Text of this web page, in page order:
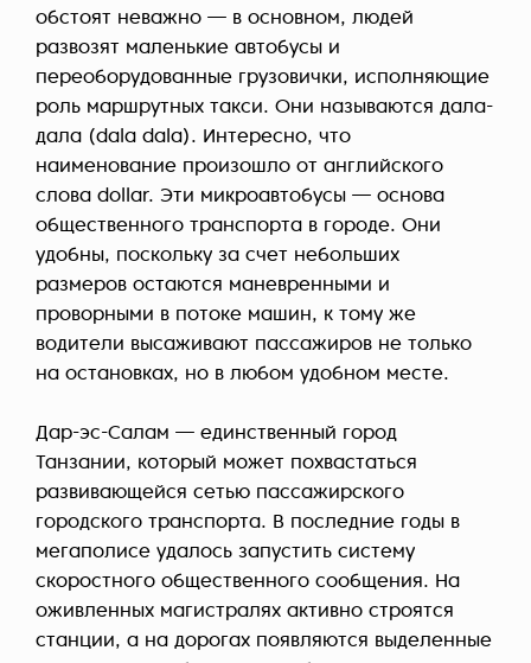
обстоят неважно — в основном, людей
развозят маленькие автобусы и
переоборудованные грузовички, исполняющие
роль маршрутных такси. Они называются дала-
дала (dala dala). Интересно, что
наименование произошло от английского
слова dollar. Эти микроавтобусы — основа
общественного транспорта в городе. Они
удобны, поскольку за счет небольших
размеров остаются маневренными и
проворными в потоке машин, к тому же
водители высаживают пассажиров не только
на остановках, но в любом удобном месте.
Дар-эс-Салам — единственный город
Танзании, который может похвастаться
развивающейся сетью пассажирского
городского транспорта. В последние годы в
мегаполисе удалось запустить систему
скоростного общественного сообщения. На
оживленных магистралях активно строятся
станции, а на дорогах появляются выделенные